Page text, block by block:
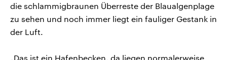
die schlammigbraunen Überreste der Blaualgenplage
zu sehen und noch immer liegt ein fauliger Gestank in
der Luft.
„Das ist ein Hafenbecken, da liegen normalerweise